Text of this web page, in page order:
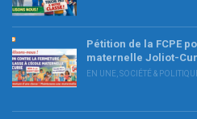
Pétition de la FCPE
maternelle Joliot-
EN UNE SOCIÉTÉ &